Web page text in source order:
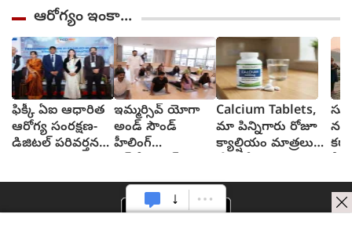
ఆరోగ్యం ఇంకా...
ఫిక్కీ ఏఐ ఆధారిత
ఆరోగ్య సంరక్షణ-
డిజిటల్ పరివర్తన
ఇమ్మర్సివ్ యోగా
అండ్ సౌండ్
హీలింగ్
ఇమ్మర్సా ముందస్తు
ఆవిష్కరణ
Calcium Tablets,
మా పిన్నిగారు రోజూ
క్యాల్షియం మాత్రలు